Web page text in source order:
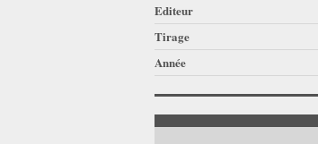
Editeur
Tirage
Année